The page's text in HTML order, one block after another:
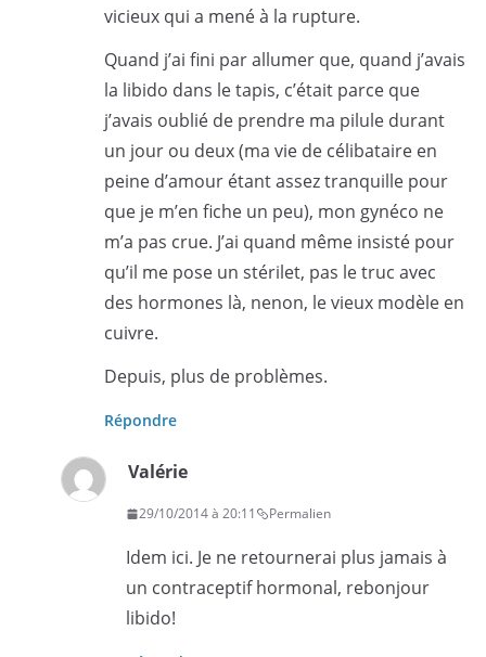
vicieux qui a mené à la rupture.
Quand j’ai fini par allumer que, quand j’avais
la libido dans le tapis, c’était parce que
j’avais oublié de prendre ma pilule durant
un jour ou deux (ma vie de célibataire en
peine d’amour étant assez tranquille pour
que je m’en fiche un peu), mon gynéco ne
m’a pas crue. J’ai quand même insisté pour
qu’il me pose un stérilet, pas le truc avec
des hormones là, nenon, le vieux modèle en
cuivre.
Depuis, plus de problèmes.
Répondre
Valérie
29/10/2014 à 20:11 Permalien
Idem ici. Je ne retournerai plus jamais à
un contraceptif hormonal, rebonjour
libido!